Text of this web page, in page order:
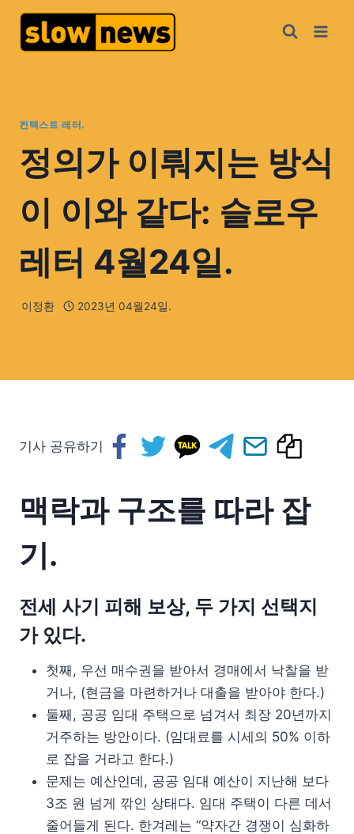
컨텍스트 레터.
정의가 이뤄지는 방식
이 이와 같다: 슬로우
레터 4월24일.
이정환 2023년 04월24일.
기사 공유하기
맥락과 구조를 따라 잡
기.
전세 사기 피해 보상, 두 가지 선택지
가 있다.
첫째, 우선 매수권을 받아서 경매에서 낙찰을 받
거나, (현금을 마련하거나 대출을 받아야 한다.)
둘째, 공공 임대 주택으로 넘겨서 최장 20년까지
거주하는 방안이다. (임대료를 시세의 50% 이하
로 잡을 거라고 한다.)
문제는 예산인데, 공공 임대 예산이 지난해 보다
3조 원 넘게 깎인 상태다. 임대 주택이 다른 데서
줄어들게 된다. 한겨레는 “약자간 경쟁이 심화하